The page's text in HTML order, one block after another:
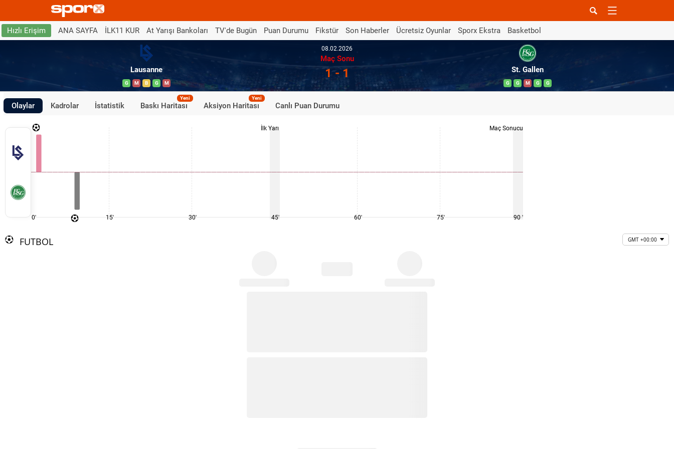
Hızlı Erişim ANA SAYFA İLK11 KUR At Yarışı Bankoları TV'de Bugün Puan Durumu Fikstür Son Haberler Ücretsiz Oyunlar Sporx Ekstra Basketbol
Lausanne
G M B G M
08.02.2026
Maç Sonu
1 - 1 St. Gallen
G G M G G
Olaylar Kadrolar İstatistik Baskı Haritası
Yeni
Aksiyon Haritası
Yeni
Canlı Puan Durumu
0' 15' 30'
İlk Yarı
45' 60' 75'
Maç Sonucu
90 '
FUTBOL GMT +00:00